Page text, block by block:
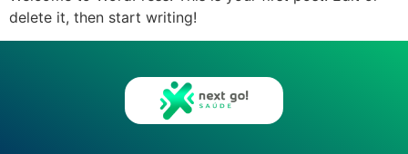
delete it, then start writing!